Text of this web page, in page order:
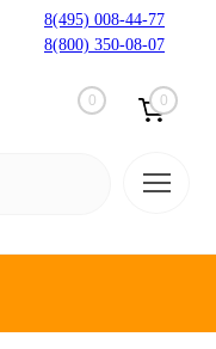
8(495) 008-44-77
8(800) 350-08-07
0 0